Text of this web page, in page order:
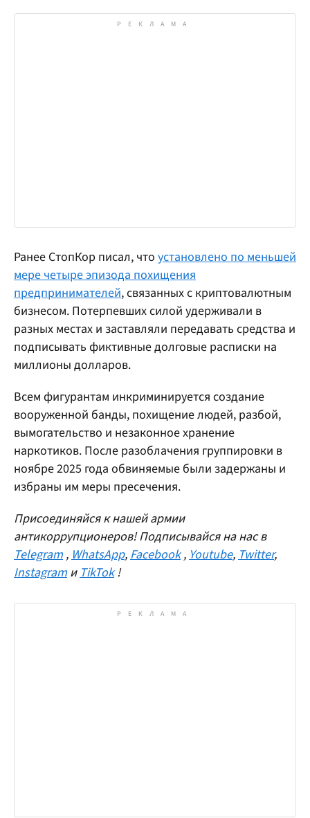
Ранее СтопКор писал, что установлено по меньшей
мере четыре эпизода похищения
предпринимателей, связанных с криптовалютным
бизнесом. Потерпевших силой удерживали в
разных местах и заставляли передавать средства и
подписывать фиктивные долговые расписки на
миллионы долларов.
Всем фигурантам инкриминируется создание
вооруженной банды, похищение людей, разбой,
вымогательство и незаконное хранение
наркотиков. После разоблачения группировки в
ноябре 2025 года обвиняемые были задержаны и
избраны им меры пресечения.
Присоединяйся к нашей армии
антикоррупционеров! Подписывайся на нас в
Telegram ,WhatsApp,Facebook ,Youtube,Twitter,
Instagram иTikTok!